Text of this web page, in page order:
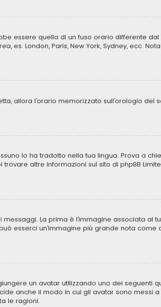
essere quella di un fuso orario differente
London, Paris, New York, Sydney, ecc.
allora l’orario memorizzato sull’orologio del
lo ha tradotto nella tua lingua. Prova a
altre informazioni sul sito di phpBB
La prima è l’immagine associata al
esserci un’immagine più grande nota
un avatar utilizzando uno dei seguenti
anche il modo in cui gli avatar sono messi a
le ragioni.